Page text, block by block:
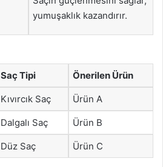
yumuşaklık kazandırır.
Saç Tipi Önerilen Ürün
Kıvırcık Saç Ürün A
Dalgalı Saç Ürün B
Düz Saç Ürün C